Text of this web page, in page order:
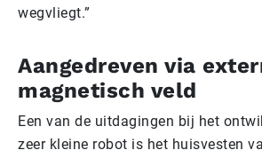
wegvliegt.”
Aangedreven via
magnetisch veld
Een van de uitdagingen bij het
zeer kleine robot is het huisvesten